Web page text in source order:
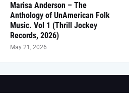
Marisa Anderson – The
Anthology of UnAmerican Folk
Music. Vol 1 (Thrill Jockey
Records, 2026)
May 21, 2026